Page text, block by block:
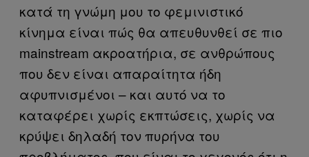
κατά τη γνώμη μου το φεμινιστικό
κίνημα είναι πώς θα απευθυνθεί σε πιο
mainstream ακροατήρια, σε ανθρώπους
που δεν είναι απαραίτητα ήδη
αφυπνισμένοι – και αυτό να το
καταφέρει χωρίς εκπτώσεις, χωρίς να
κρύψει δηλαδή τον πυρήνα του